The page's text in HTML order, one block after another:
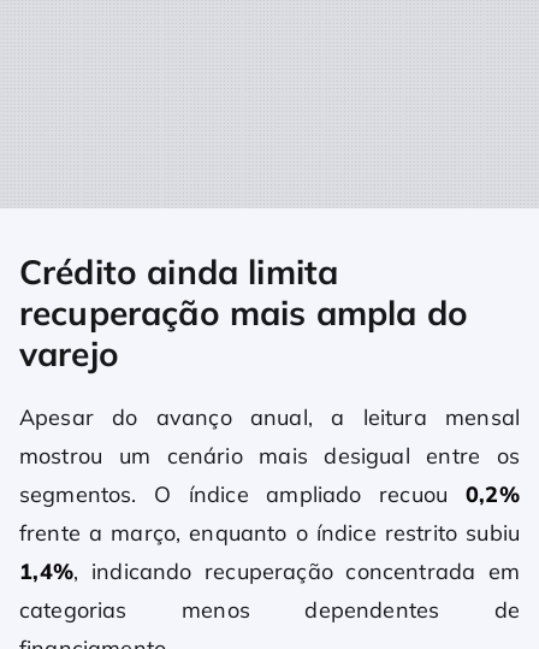
Crédito ainda limita
recuperação mais ampla do
varejo
Apesar do avanço anual, a leitura mensal
mostrou um cenário mais desigual entre os
segmentos. O índice ampliado recuou 0,2%
frente a março, enquanto o índice restrito subiu
1,4%, indicando recuperação concentrada em
categorias menos dependentes de